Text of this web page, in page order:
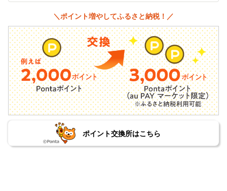
＼ポイント増やしてふるさと納税！／
ポイント交換所はこちら